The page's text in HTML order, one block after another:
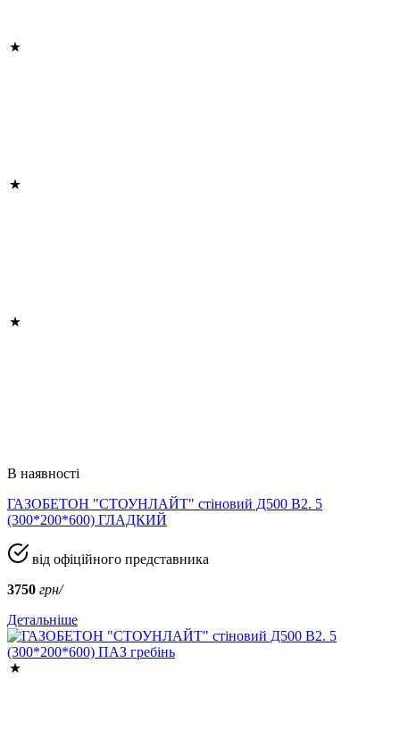
В наявності
ГАЗОБЕТОН "СТОУНЛАЙТ" стіновий Д500 В2. 5
(300*200*600) ГЛАДКИЙ
від офіційного представника
3750 грн/
Детальніше